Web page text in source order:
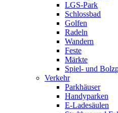
LGS-Park
Schlossbad
Golfen
Radeln
Wandern
Feste
Märkte
Spiel- und
Verkehr
Parkhäuser
Handyparken
E-Ladesäulen